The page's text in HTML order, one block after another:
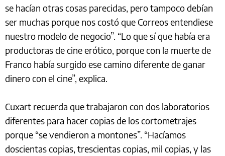
se hacían otras cosas parecidas, pero tampoco debían
ser muchas porque nos costó que Correos entendiese
nuestro modelo de negocio”. “Lo que sí que había era
productoras de cine erótico, porque con la muerte de
Franco había surgido ese camino diferente de ganar
dinero con el cine”, explica.
Cuxart recuerda que trabajaron con dos laboratorios
diferentes para hacer copias de los cortometrajes
porque “se vendieron a montones”. “Hacíamos
doscientas copias, trescientas copias, mil copias, y las